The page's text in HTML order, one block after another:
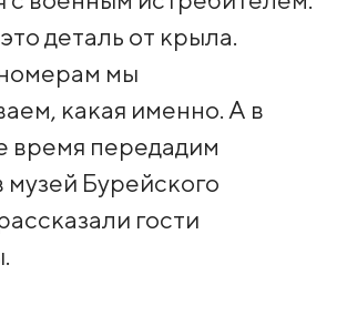
деталь от крыла.
мы
какая именно. А в
время передадим
музей Бурейского
гости